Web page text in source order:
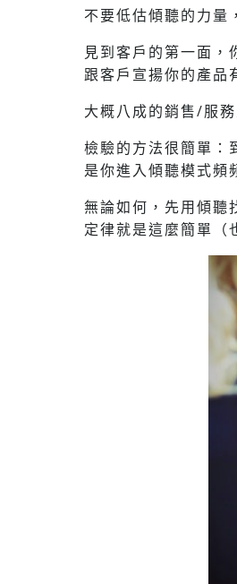
不要低估傾聽的力量
見到客戶的第一面
跟客戶宣揚你的產品
大概八成的銷售/服
檢驗的方法很簡單：
是你進入傾聽模式頻
無論如何，先用傾聽
定律就是這麼簡單（